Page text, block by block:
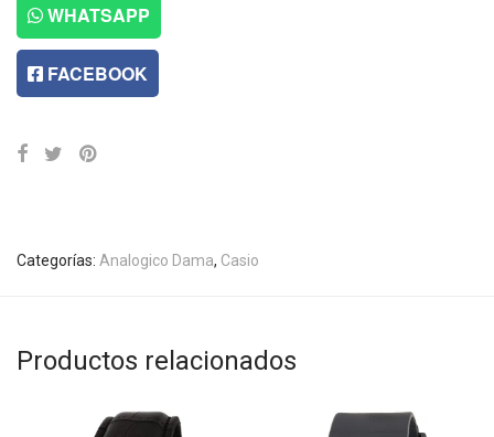
WHATSAPP
FACEBOOK
Categorías: Analogico Dama, Casio
Productos relacionados